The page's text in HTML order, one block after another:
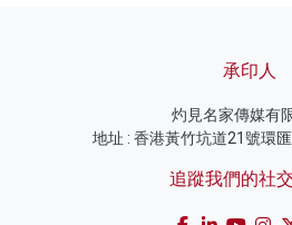
承印人
灼見名家傳媒有
地址 : 香港黃竹坑道21號環
追蹤我們的社